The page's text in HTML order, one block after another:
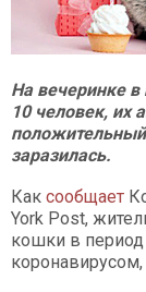
На вечеринке в
10 человек, их
заразилась.
Как сообщает
York Post,
кошки в период